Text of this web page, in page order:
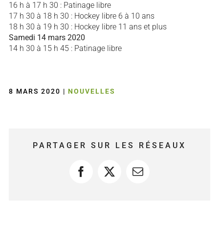
16 h à 17 h 30 : Patinage libre
17 h 30 à 18 h 30 : Hockey libre 6 à 10 ans
18 h 30 à 19 h 30 : Hockey libre 11 ans et plus
Samedi 14 mars 2020
14 h 30 à 15 h 45 : Patinage libre
8 MARS 2020 | NOUVELLES
PARTAGER SUR LES RÉSEAUX
Facebook
X Courriel